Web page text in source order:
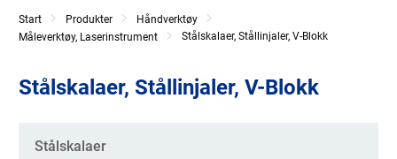
Start Produkter
Håndverktøy
Måleverktøy, Laserinstrument
Stålskalaer, Stållinjaler, V-Blokk
Stålskalaer, Stållinjaler, V-Blokk
Kategorier
Stålskalaer